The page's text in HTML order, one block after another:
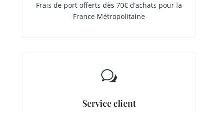
Frais de port offerts dès 70€ d’achats pour la
France Métropolitaine
w
Service client